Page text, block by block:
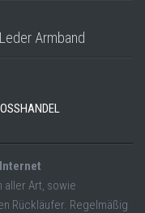
Armband
aller Art, sowie
Rückläufer. Regelmäßig